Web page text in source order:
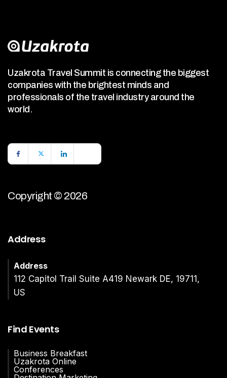
Uzakrota Travel Summit is connecting the biggest
companies with the brightest minds and
professionals of the travel industry around the
world.
Copyright © 2026
Address
Address
112 Capitol Trail Suite A419 Newark DE, 19711,
US
Find Events
Business Breakfast
Uzakrota Online
Conferences